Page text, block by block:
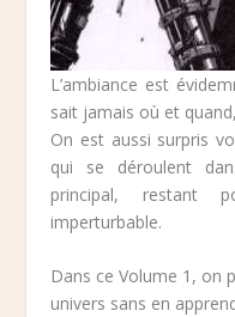
L’ambiance est
sait jamais où et
On est aussi surpris
qui se déroulent
principal, restant
imperturbable.
Dans ce Volume 1, on
univers sans en